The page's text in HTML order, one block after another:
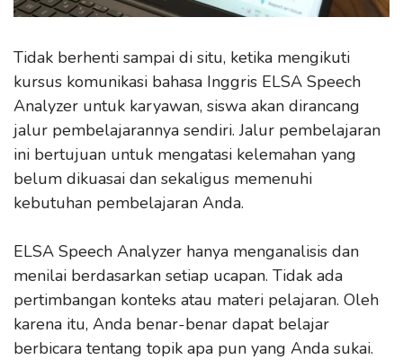
Tidak berhenti sampai di situ, ketika mengikuti
kursus komunikasi bahasa Inggris ELSA Speech
Analyzer untuk karyawan, siswa akan dirancang
jalur pembelajarannya sendiri. Jalur pembelajaran
ini bertujuan untuk mengatasi kelemahan yang
belum dikuasai dan sekaligus memenuhi
kebutuhan pembelajaran Anda.
ELSA Speech Analyzer hanya menganalisis dan
menilai berdasarkan setiap ucapan. Tidak ada
pertimbangan konteks atau materi pelajaran. Oleh
karena itu, Anda benar-benar dapat belajar
berbicara tentang topik apa pun yang Anda sukai.